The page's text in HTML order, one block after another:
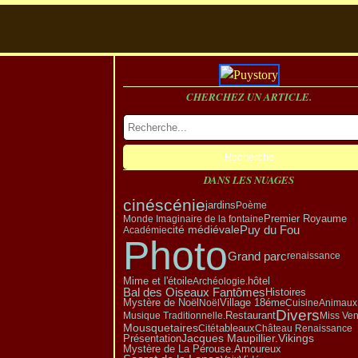
CHERCHEZ UN ARTICLE.
DANS LES NUAGES
cinéscéniejardins Poème
Monde Imaginaire de la fontaine Premier Royaume
Académiecité médiévalePuy du Fou
PhotoGrand parcrenaissance
Mime et l'étoileArchéologie. hôtel
Bal des Oiseaux Fantômes Histoires
Mystère de Noël Noël Village 18émeCuisineAnimaux
Musique Traditionnelle. RestaurantDiversMiss
MousquetairesCitétableauxChâteau Renaissance
PrésentationJacques Maupillier.Vikings
Mystère de La Pérouse.Amoureux